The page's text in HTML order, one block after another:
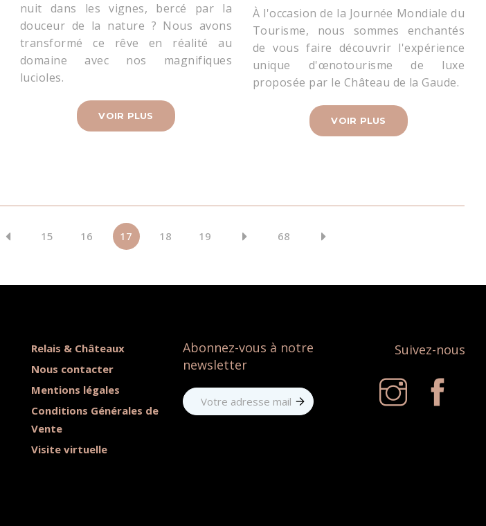
nuit dans les vignes, bercé par la
douceur de la nature ? Nous avons
transformé ce rêve en réalité au
domaine avec nos magnifiques
lucioles.
VOIR PLUS
À l'occasion de la Journée Mondiale du
Tourisme, nous sommes enchantés
de vous faire découvrir l'expérience
unique d'œnotourisme de luxe
proposée par le Château de la Gaude.
VOIR PLUS
15 16 17 18 19 68
Relais & Châteaux
Nous contacter
Mentions légales
Conditions Générales de
Vente
Visite virtuelle
Abonnez-vous à notre
newsletter
Suivez-nous